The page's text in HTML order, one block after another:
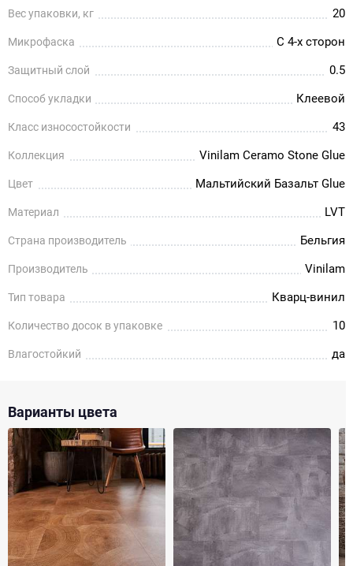
Вес упаковки, кг 20
Микрофаска С 4-х сторон
Защитный слой 0.5
Способ укладки Клеевой
Класс износостойкости 43
Коллекция Vinilam Ceramo Stone Glue
Цвет Мальтийский Базальт Glue
Материал LVT
Страна производитель Бельгия
Производитель Vinilam
Тип товара Кварц-винил
Количество досок в упаковке 10
Влагостойкий да
Варианты цвета